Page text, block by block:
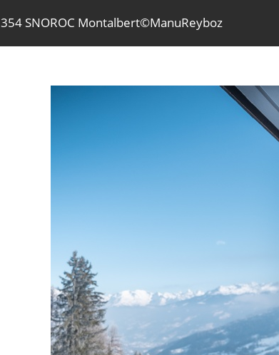
354 SNOROC Montalbert©ManuReyboz